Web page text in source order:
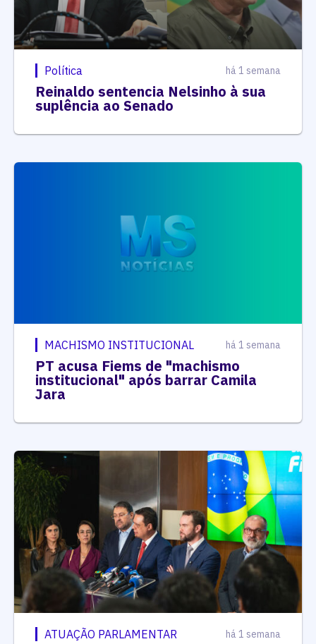
Política há 1 semana
Reinaldo sentencia Nelsinho à sua
suplência ao Senado
MACHISMO INSTITUCIONAL há 1 semana
PT acusa Fiems de "machismo
institucional" após barrar Camila
Jara
ATUAÇÃO PARLAMENTAR há 1 semana